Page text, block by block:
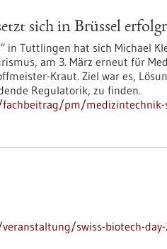
sich in Brüssel
in Tuttlingen hat sich Michael
am 3. März erneut für
Kraut. Ziel war es,
Regulatorik, zu finden.
pm/medizintechnik-
swiss-biotech-